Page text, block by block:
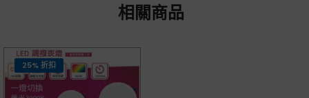
相關商品
25% 折扣